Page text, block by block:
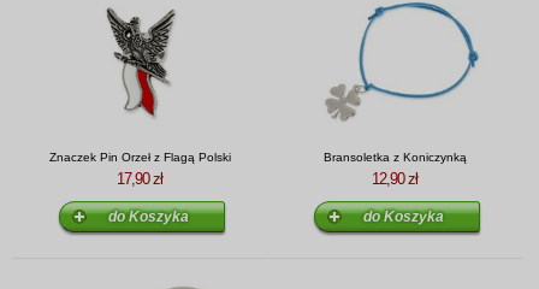
Znaczek Pin Orzeł z Flagą Polski
17,90 zł
Bransoletka z Koniczynką
12,90 zł